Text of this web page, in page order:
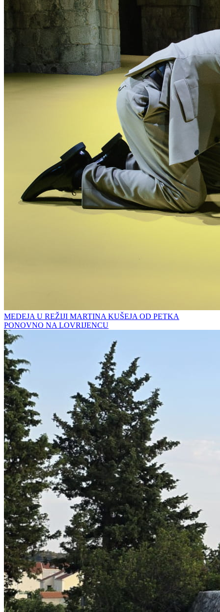
MEDEJA U REŽIJI MARTINA KUŠEJA OD PETKA
PONOVNO NA LOVRIJENCU